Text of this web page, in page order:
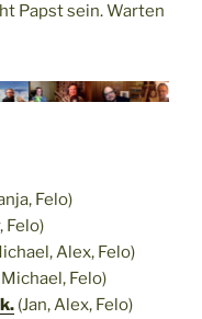
Papst sein. Warten
Felo)
Felo)
Alex, Felo)
Michael, Felo)
(Jan, Alex, Felo)